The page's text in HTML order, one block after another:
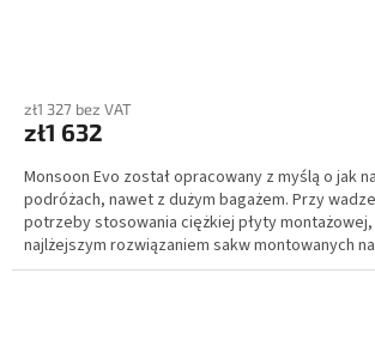
zł1 327 bez VAT
zł1 632
Monsoon Evo został opracowany z myślą o jak
podróżach, nawet z dużym bagażem. Przy
potrzeby stosowania ciężkiej płyty
najlżejszym rozwiązaniem sakw montowanych
segmencie wysokiej jakości.